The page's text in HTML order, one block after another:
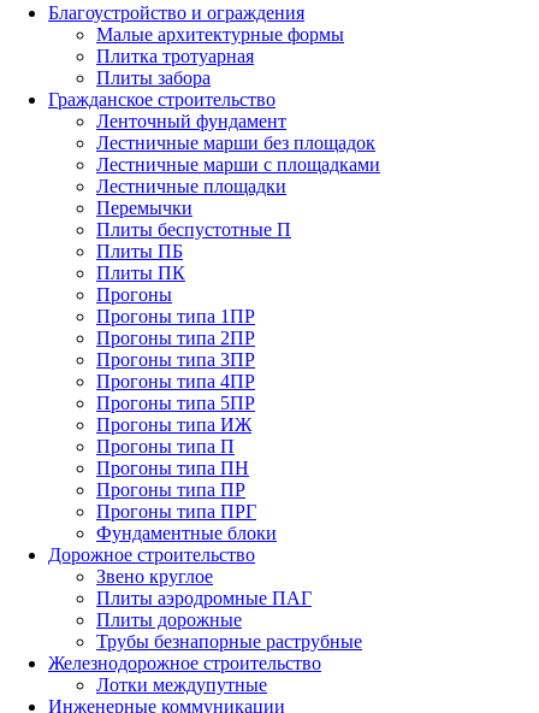
Благоустройство и ограждения
Малые архитектурные формы
Плитка тротуарная
Плиты забора
Гражданское строительство
Ленточный фундамент
Лестничные марши без площадок
Лестничные марши с площадками
Лестничные площадки
Перемычки
Плиты беспустотные П
Плиты ПБ
Плиты ПК
Прогоны
Прогоны типа 1ПР
Прогоны типа 2ПР
Прогоны типа 3ПР
Прогоны типа 4ПР
Прогоны типа 5ПР
Прогоны типа ИЖ
Прогоны типа П
Прогоны типа ПН
Прогоны типа ПР
Прогоны типа ПРГ
Фундаментные блоки
Дорожное строительство
Звено круглое
Плиты аэродромные ПАГ
Плиты дорожные
Трубы безнапорные раструбные
Железнодорожное строительство
Лотки междупутные
Инженерные коммуникации